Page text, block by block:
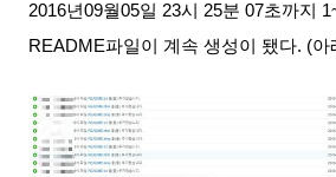
2016년09월05일 23시 25분 07초까지
README파일이 계속 생성이 됐다. (아